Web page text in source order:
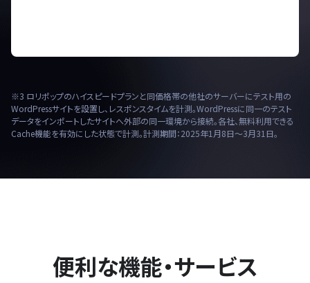
※3 ロリポップのハイスピードプランと同価格帯の他社のサーバーにテスト用の
WordPressサイトを設置し、レスポンスタイムを計測。WordPressに同一のテスト
データをインポートしたサイトへ外部の同一環境から接続。各社、無料利用できる
Cache機能を有効にした状態で計測。計測期間：2025年1月8日〜3月31日。
便利な機能・サービス